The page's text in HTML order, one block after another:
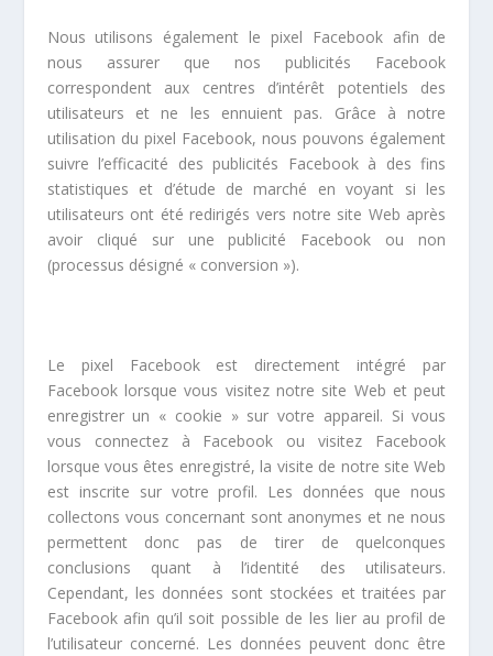
Nous utilisons également le pixel Facebook afin de
nous assurer que nos publicités Facebook
correspondent aux centres d’intérêt potentiels des
utilisateurs et ne les ennuient pas. Grâce à notre
utilisation du pixel Facebook, nous pouvons également
suivre l’efficacité des publicités Facebook à des fins
statistiques et d’étude de marché en voyant si les
utilisateurs ont été redirigés vers notre site Web après
avoir cliqué sur une publicité Facebook ou non
(processus désigné « conversion »).
Le pixel Facebook est directement intégré par
Facebook lorsque vous visitez notre site Web et peut
enregistrer un « cookie » sur votre appareil. Si vous
vous connectez à Facebook ou visitez Facebook
lorsque vous êtes enregistré, la visite de notre site Web
est inscrite sur votre profil. Les données que nous
collectons vous concernant sont anonymes et ne nous
permettent donc pas de tirer de quelconques
conclusions quant à l’identité des utilisateurs.
Cependant, les données sont stockées et traitées par
Facebook afin qu’il soit possible de les lier au profil de
l’utilisateur concerné. Les données peuvent donc être